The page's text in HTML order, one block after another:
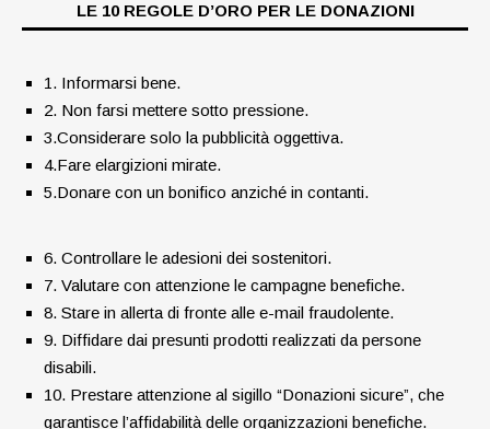
LE 10 REGOLE D’ORO PER LE DONAZIONI
1. Informarsi bene.
2. Non farsi mettere sotto pressione.
3.Considerare solo la pubblicità oggettiva.
4.Fare elargizioni mirate.
5.Donare con un bonifico anziché in contanti.
6. Controllare le adesioni dei sostenitori.
7. Valutare con attenzione le campagne benefiche.
8. Stare in allerta di fronte alle e-mail fraudolente.
9. Diffidare dai presunti prodotti realizzati da persone
disabili.
10. Prestare attenzione al sigillo “Donazioni sicure”, che
garantisce l’affidabilità delle organizzazioni benefiche.